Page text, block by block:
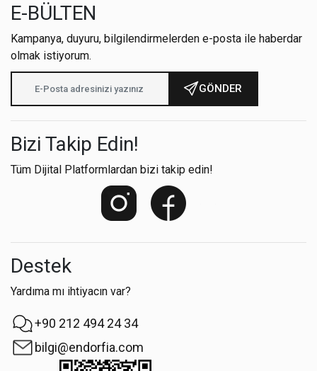
E-BÜLTEN
Kampanya, duyuru, bilgilendirmelerden e-posta ile haberdar
olmak istiyorum.
GÖNDER
Bizi Takip Edin!
Tüm Dijital Platformlardan bizi takip edin!
Destek
Yardıma mı ihtiyacın var?
+90 212 494 24 34
bilgi@endorfia.com